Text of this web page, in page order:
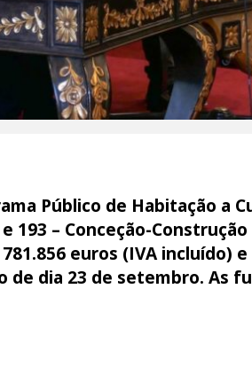
Público de Habitação a
193 – Conceção-
euros (IVA incluído)
dia 23 de setembro. As